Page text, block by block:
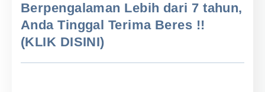
Berpengalaman Lebih dari 7 tahun,
Anda Tinggal Terima Beres !!
(KLIK DISINI)